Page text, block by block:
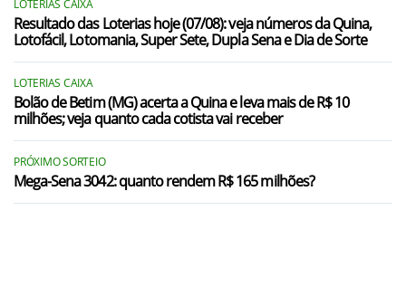
LOTERIAS CAIXA
Resultado das Loterias hoje (07/08): veja números da Quina,
Lotofácil, Lotomania, Super Sete, Dupla Sena e Dia de Sorte
LOTERIAS CAIXA
Bolão de Betim (MG) acerta a Quina e leva mais de R$ 10
milhões; veja quanto cada cotista vai receber
PRÓXIMO SORTEIO
Mega-Sena 3042: quanto rendem R$ 165 milhões?